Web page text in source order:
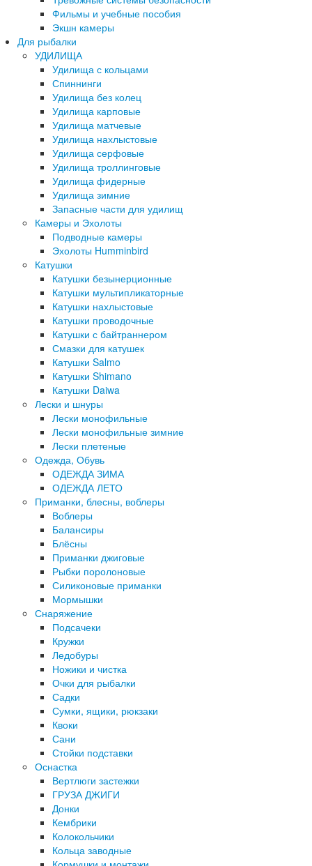
Фильмы и учебные пособия
Экшн камеры
Для рыбалки
УДИЛИЩА
Удилища с кольцами
Спиннинги
Удилища без колец
Удилища карповые
Удилища матчевые
Удилища нахлыстовые
Удилища серфовые
Удилища троллинговые
Удилища фидерные
Удилища зимние
Запасные части для удилищ
Камеры и Эхолоты
Подводные камеры
Эхолоты Humminbird
Катушки
Катушки безынерционные
Катушки мультипликаторные
Катушки нахлыстовые
Катушки проводочные
Катушки с байтраннером
Смазки для катушек
Катушки Salmo
Катушки Shimano
Катушки Daiwa
Лески и шнуры
Лески монофильные
Лески монофильные зимние
Лески плетеные
Одежда, Обувь
ОДЕЖДА ЗИМА
ОДЕЖДА ЛЕТО
Приманки, блесны, воблеры
Воблеры
Балансиры
Блёсны
Приманки джиговые
Рыбки поролоновые
Силиконовые приманки
Мормышки
Снаряжение
Подсачеки
Кружки
Ледобуры
Ножики и чистка
Очки для рыбалки
Садки
Сумки, ящики, рюкзаки
Квоки
Сани
Стойки подставки
Оснастка
Вертлюги застежки
ГРУЗА ДЖИГИ
Донки
Кембрики
Колокольчики
Кольца заводные